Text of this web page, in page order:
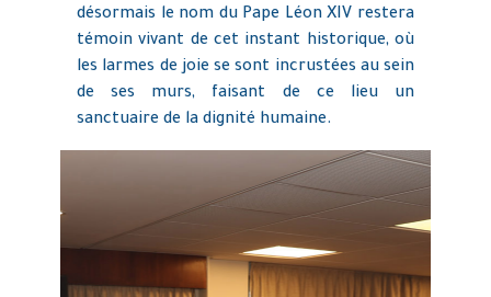
désormais le nom du Pape Léon XIV restera
témoin vivant de cet instant historique, où
les larmes de joie se sont incrustées au sein
de ses murs, faisant de ce lieu un
sanctuaire de la dignité humaine.